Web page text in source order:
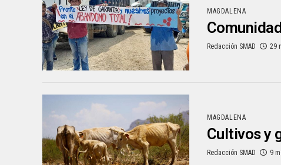
MAGDALENA
Redacción SMAD 29
MAGDALENA
Cultivos y
Redacción SMAD 9